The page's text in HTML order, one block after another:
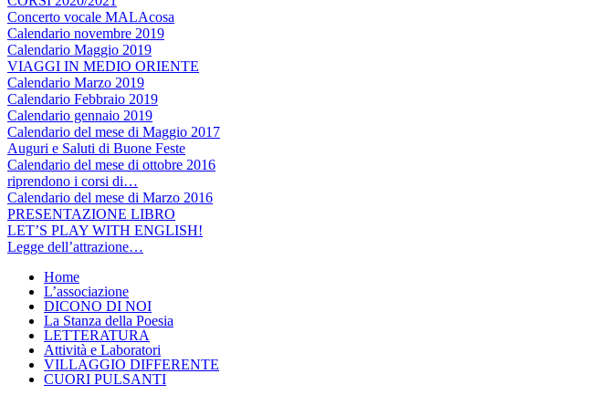
Concerto vocale MALAcosa
Calendario novembre 2019
Calendario Maggio 2019
VIAGGI IN MEDIO ORIENTE
Calendario Marzo 2019
Calendario Febbraio 2019
Calendario gennaio 2019
Calendario del mese di Maggio 2017
Auguri e Saluti di Buone Feste
Calendario del mese di ottobre 2016
riprendono i corsi di…
Calendario del mese di Marzo 2016
PRESENTAZIONE LIBRO
LET’S PLAY WITH ENGLISH!
Legge dell’attrazione…
Home
L’associazione
DICONO DI NOI
La Stanza della Poesia
LETTERATURA
Attività e Laboratori
VILLAGGIO DIFFERENTE
CUORI PULSANTI